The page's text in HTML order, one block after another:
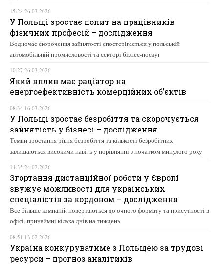
15:28 26.03.2026
У Польщі зростає попит на працівників
фізичних професій – дослідження
Водночас скорочення зайнятості спостерігається у польській
автомобільній промисловості та секторі бізнес-послуг
10:27 26.03.2026
Який вплив має радіатор на
енергоефективність комерційних об’єктів
08:34 16.03.2026
У Польщі зростає безробіття та скорочується
зайнятість у бізнесі – дослідження
Темпи зростання рівня безробіття та кількості безробітних
залишаються високими навіть у порівнянні з початком минулого року
14:35 24.02.2026
Згортання дистанційної роботи у Європі
звужує можливості для українських
спеціалістів за кордоном – дослідження
Все більше компаній повертаються до очного формату та присутності в
офісі, принаймні кілька днів на тиждень
08:51 13.02.2026
Україна конкуруватиме з Польщею за трудові
ресурси – прогноз аналітиків